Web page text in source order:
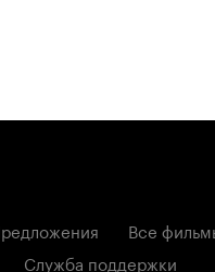
Все
Служба поддержки